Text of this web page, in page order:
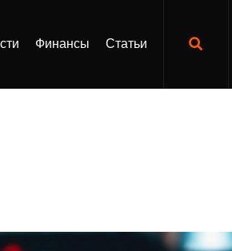
Финансы Статьи